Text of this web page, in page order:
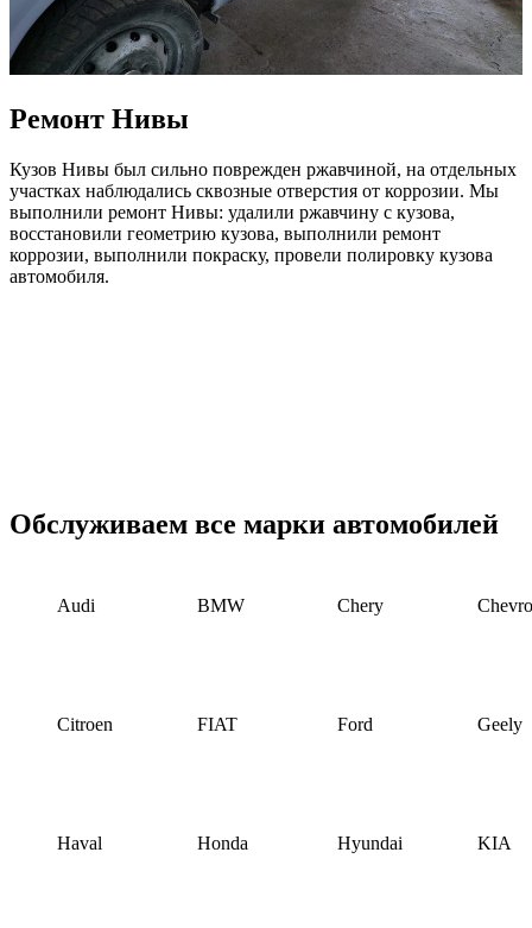
Ремонт Нивы
Кузов Нивы был сильно поврежден ржавчиной, на отдельных
участках наблюдались сквозные отверстия от коррозии. Мы
выполнили ремонт Нивы: удалили ржавчину с кузова,
восстановили геометрию кузова, выполнили ремонт
коррозии, выполнили покраску, провели полировку кузова
автомобиля.
Обслуживаем все марки автомобилей
Audi BMW Chery
Citroen FIAT Ford Geely
Haval Honda Hyundai KIA